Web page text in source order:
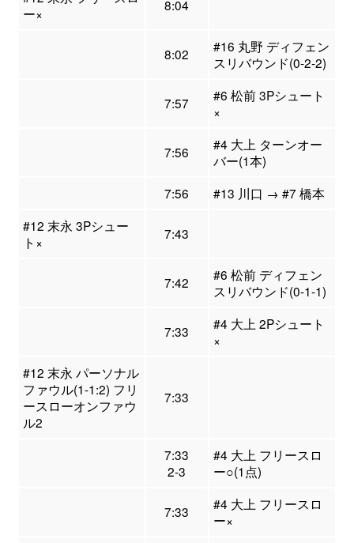
ー×
8:04
8:02
#16 丸野 ディフェン
スリバウンド(0-2-2)
7:57
#6 松前 3Pシュート
×
7:56
#4 大上 ターンオー
バー(1本)
7:56
#13 川口 → #7 橋本
#12 末永 3Pシュー
ト×
7:43
7:42
#6 松前 ディフェン
スリバウンド(0-1-1)
7:33
#4 大上 2Pシュート
×
#12 末永 パーソナル
ファウル(1-1:2) フリ
ースローオンファウ
ル2
7:33
7:33
2-3
#4 大上 フリースロ
ー○(1点)
7:33
#4 大上 フリースロ
ー×